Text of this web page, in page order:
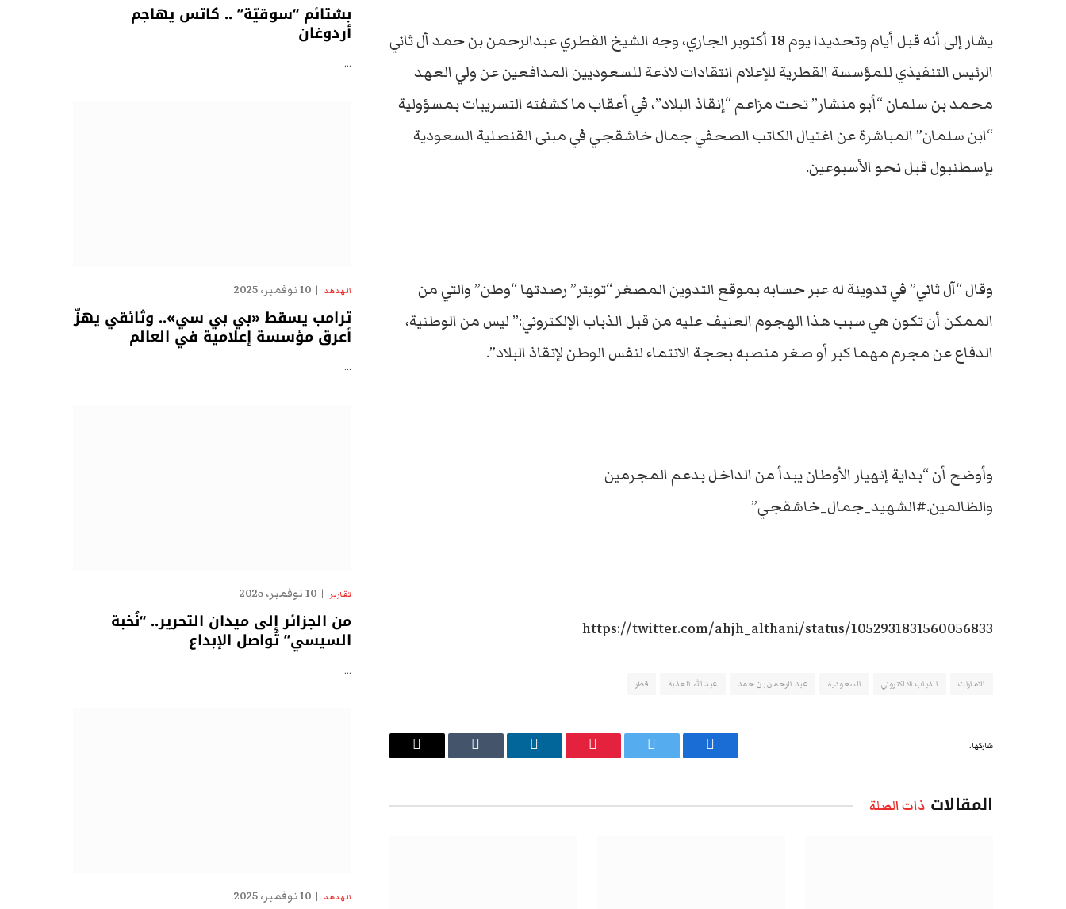
يشار إلى أنه قبل أيام وتحديدا يوم 18 أكتوبر الجاري، وجه الشيخ القطري عبدالرحمن بن حمد آل ثاني
الرئيس التنفيذي للمؤسسة القطرية للإعلام انتقادات لاذعة للسعوديين المدافعين عن ولي العهد
محمد بن سلمان “أبو منشار” تحت مزاعم “إنقاذ البلاد”، في أعقاب ما كشفته التسريبات بمسؤولية
“ابن سلمان” المباشرة عن اغتيال الكاتب الصحفي جمال خاشقجي في مبنى القنصلية السعودية
بإسطنبول قبل نحو الأسبوعين.
وقال “آل ثاني” في تدوينة له عبر حسابه بموقع التدوين المصغر “تويتر” رصدتها “وطن” والتي من
الممكن أن تكون هي سبب هذا الهجوم العنيف عليه من قبل الذباب الإلكتروني:” ليس من الوطنية،
الدفاع عن مجرم مهما كبر أو صغر منصبه بحجة الانتماء لنفس الوطن لإنقاذ البلاد”.
وأوضح أن “بداية إنهيار الأوطان يبدأ من الداخل بدعم المجرمين
والظالمين.#الشهيد_جمال_خاشقجي”
https://twitter.com/ahjh_althani/status/1052931831560056833
الامارات الذباب الالكتروني السعودية عبد الرحمن بن حمد عبد الله العذبة قطر
شاركها.
فيسبوك تويتر بينتيريست لينكدإن Tumblr
البريد
المقالات ذات الصلة
بشتائم “سوقيّة” .. كاتس يهاجم
أردوغان
…
الهدهد 10 نوفمبر، 2025
ترامب يسقط «بي بي سي».. وثائقي يهزّ
أعرق مؤسسة إعلامية في العالم
…
تقارير 10 نوفمبر، 2025
من الجزائر إلى ميدان التحرير.. “نُخبة
السيسي” تُواصل الإبداع
…
الهدهد 10 نوفمبر، 2025